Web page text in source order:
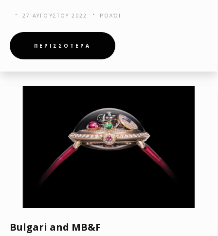
27 ΑΥΓΟΎΣΤΟΥ 2022 ΡΟΛΌΙ
ΠΕΡΙΣΣΟΤΕΡΑ
Bulgari and MB&F